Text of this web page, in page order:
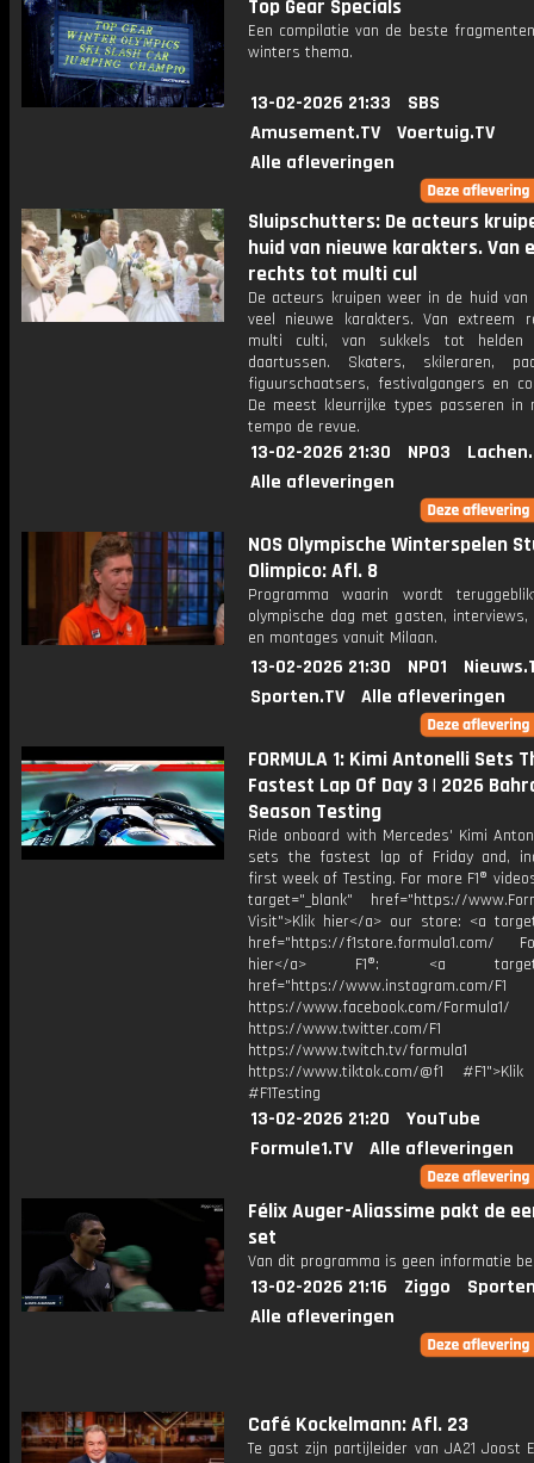
Top Gear Specials
Een compilatie van de beste
winters thema.
13-02-2026 21:33
SBS
Amusement.TV
Voertuig.TV
Alle afleveringen
Sluipschutters: De acteurs
huid van nieuwe karakters. Van
rechts tot multi cul
De acteurs kruipen weer in de huid van
veel nieuwe karakters. Van extreem
multi culti, van sukkels tot helden
daartussen. Skaters, skileraren,
figuurschaatsers, festivalgangers en
De meest kleurrijke types passeren in
tempo de revue.
13-02-2026 21:30 NPO3
Alle afleveringen
NOS Olympische Winterspelen
Olimpico: Afl. 8
Programma waarin wordt
olympische dag met gasten,
en montages vanuit Milaan.
13-02-2026 21:30 NPO1
Sporten.TV
Alle afleveringen
FORMULA 1: Kimi Antonelli Sets
Fastest Lap Of Day 3 | 2026
Season Testing
Ride onboard with Mercedes' Kimi
sets the fastest lap of Friday and,
first week of Testing. For more F1®
target="_blank" href="https://
Visit">Klik hier</a> our store: <a
href="https://f1store.formula1.com/
hier</a> F1®: <a
href="https://www.instagram.com/F1
https://www.facebook.com/Formula1/
https://www.twitter.com/F1
https://www.twitch.tv/formula1
https://www.tiktok.com/@f1
#F1Testing
13-02-2026 21:20
YouTube
Formule1.TV
Alle afleveringen
Félix Auger-Aliassime pakt de
set
Van dit programma is geen informatie
13-02-2026 21:16 Ziggo
Alle afleveringen
Café Kockelmann: Afl. 23
Te gast zijn partijleider van JA21 Joost